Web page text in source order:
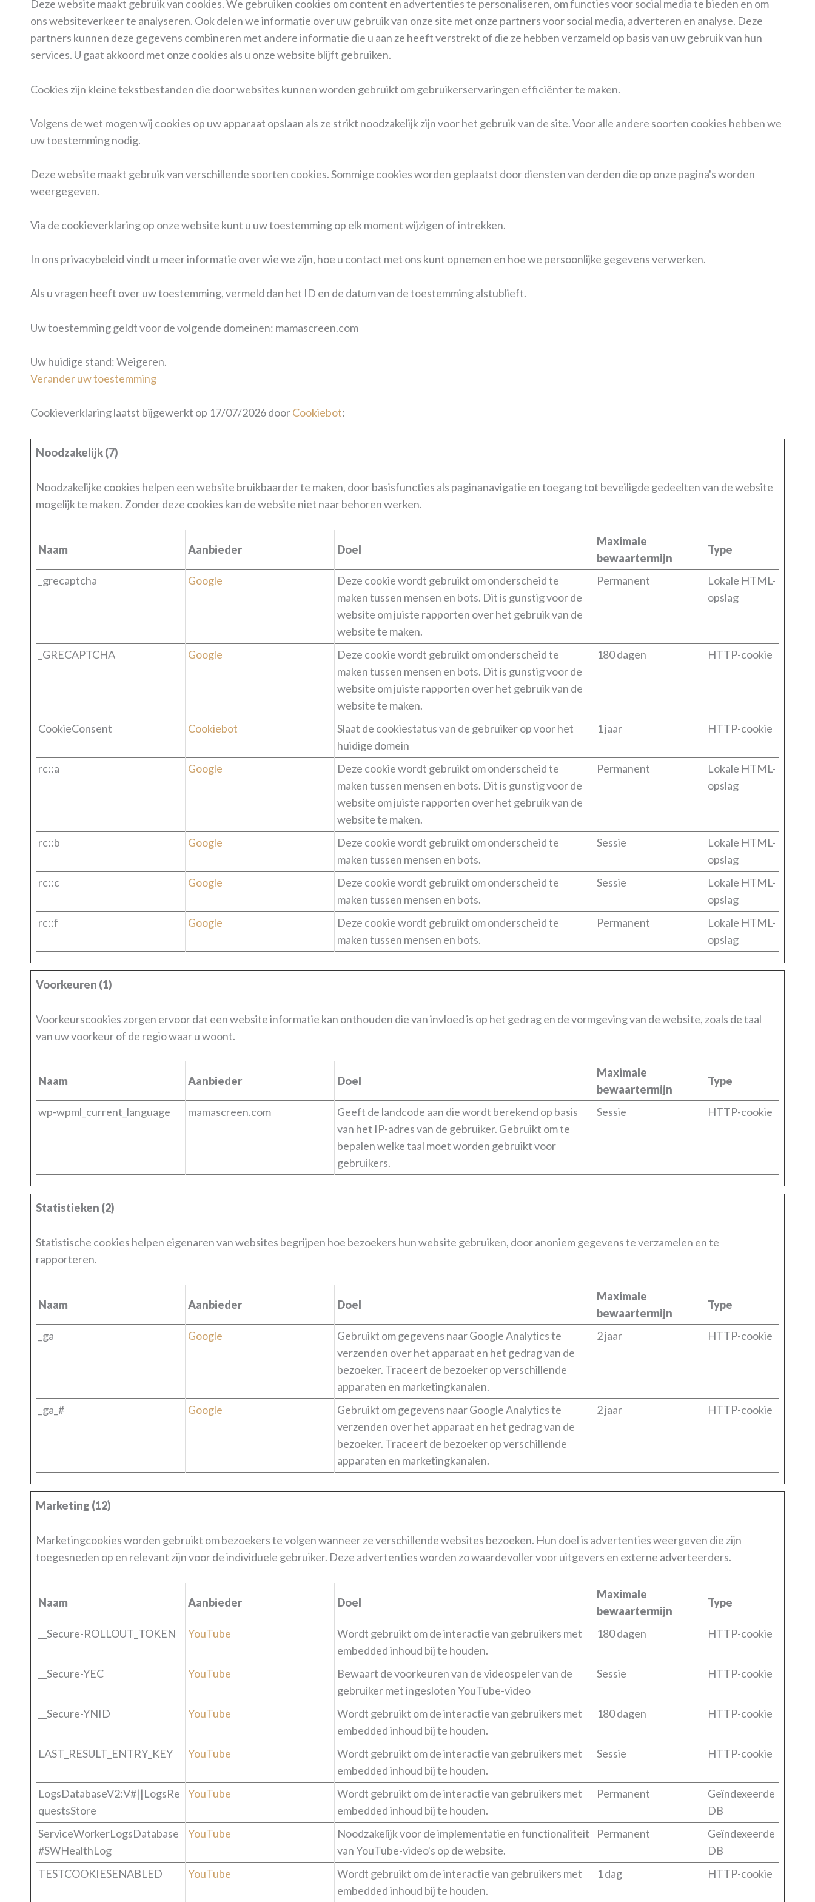
Deze website maakt gebruik van cookies. We gebruiken cookies om content en advertenties te personaliseren, om functies voor social media te bieden en om
ons websiteverkeer te analyseren. Ook delen we informatie over uw gebruik van onze site met onze partners voor social media, adverteren en analyse. Deze
partners kunnen deze gegevens combineren met andere informatie die u aan ze heeft verstrekt of die ze hebben verzameld op basis van uw gebruik van hun
services. U gaat akkoord met onze cookies als u onze website blijft gebruiken.
Cookies zijn kleine tekstbestanden die door websites kunnen worden gebruikt om gebruikerservaringen efficiënter te maken.
Volgens de wet mogen wij cookies op uw apparaat opslaan als ze strikt noodzakelijk zijn voor het gebruik van de site. Voor alle andere soorten cookies hebben we
uw toestemming nodig.
Deze website maakt gebruik van verschillende soorten cookies. Sommige cookies worden geplaatst door diensten van derden die op onze pagina's worden
weergegeven.
Via de cookieverklaring op onze website kunt u uw toestemming op elk moment wijzigen of intrekken.
In ons privacybeleid vindt u meer informatie over wie we zijn, hoe u contact met ons kunt opnemen en hoe we persoonlijke gegevens verwerken.
Als u vragen heeft over uw toestemming, vermeld dan het ID en de datum van de toestemming alstublieft.
Uw toestemming geldt voor de volgende domeinen: mamascreen.com
Uw huidige stand: Weigeren.
Verander uw toestemming
Cookieverklaring laatst bijgewerkt op 17/07/2026 doorCookiebot:
Noodzakelijk (7)
Noodzakelijke cookies helpen een website bruikbaarder te maken, door basisfuncties als paginanavigatie en toegang tot beveiligde gedeelten van de website
mogelijk te maken. Zonder deze cookies kan de website niet naar behoren werken.
Naam Aanbieder Doel
Maximale
bewaartermijn
Type
_grecaptcha Google
Deze cookie wordt gebruikt om onderscheid te
maken tussen mensen en bots. Dit is gunstig voor de
website om juiste rapporten over het gebruik van de
website te maken.
Permanent
Lokale HTML-
opslag
_GRECAPTCHA Google
Deze cookie wordt gebruikt om onderscheid te
maken tussen mensen en bots. Dit is gunstig voor de
website om juiste rapporten over het gebruik van de
website te maken.
180 dagen HTTP-cookie
CookieConsent Cookiebot
Slaat de cookiestatus van de gebruiker op voor het
huidige domein
1 jaar HTTP-cookie
rc::a Google
Deze cookie wordt gebruikt om onderscheid te
maken tussen mensen en bots. Dit is gunstig voor de
website om juiste rapporten over het gebruik van de
website te maken.
Permanent
Lokale HTML-
opslag
rc::b Google
Deze cookie wordt gebruikt om onderscheid te
maken tussen mensen en bots.
Sessie
Lokale HTML-
opslag
rc::c
Google
Deze cookie wordt gebruikt om onderscheid te
maken tussen mensen en bots.
Sessie
Lokale HTML-
opslag
rc::f
Google
Deze cookie wordt gebruikt om onderscheid te
maken tussen mensen en bots.
Permanent
Lokale HTML-
opslag
Voorkeuren (1)
Voorkeurscookies zorgen ervoor dat een website informatie kan onthouden die van invloed is op het gedrag en de vormgeving van de website, zoals de taal
van uw voorkeur of de regio waar u woont.
Naam Aanbieder Doel
Maximale
bewaartermijn
Type
wp-wpml_current_language mamascreen.com
Geeft de landcode aan die wordt berekend op basis
van het IP-adres van de gebruiker. Gebruikt om te
bepalen welke taal moet worden gebruikt voor
gebruikers.
Sessie HTTP-cookie
Statistieken (2)
Statistische cookies helpen eigenaren van websites begrijpen hoe bezoekers hun website gebruiken, door anoniem gegevens te verzamelen en te
rapporteren.
Naam Aanbieder Doel
Maximale
bewaartermijn
Type
_ga Google
Gebruikt om gegevens naar Google Analytics te
verzenden over het apparaat en het gedrag van de
bezoeker. Traceert de bezoeker op verschillende
apparaten en marketingkanalen.
2 jaar HTTP-cookie
_ga_# Google
Gebruikt om gegevens naar Google Analytics te
verzenden over het apparaat en het gedrag van de
bezoeker. Traceert de bezoeker op verschillende
apparaten en marketingkanalen.
2 jaar HTTP-cookie
Marketing (12)
Marketingcookies worden gebruikt om bezoekers te volgen wanneer ze verschillende websites bezoeken. Hun doel is advertenties weergeven die zijn
toegesneden op en relevant zijn voor de individuele gebruiker. Deze advertenties worden zo waardevoller voor uitgevers en externe adverteerders.
Naam Aanbieder Doel
Maximale
bewaartermijn
Type
__Secure-ROLLOUT_TOKEN YouTube
Wordt gebruikt om de interactie van gebruikers met
embedded inhoud bij te houden.
180 dagen HTTP-cookie
__Secure-YEC YouTube
Bewaart de voorkeuren van de videospeler van de
gebruiker met ingesloten YouTube-video
Sessie HTTP-cookie
__Secure-YNID YouTube
Wordt gebruikt om de interactie van gebruikers met
embedded inhoud bij te houden.
180 dagen HTTP-cookie
LAST_RESULT_ENTRY_KEY YouTube
Wordt gebruikt om de interactie van gebruikers met
embedded inhoud bij te houden.
Sessie HTTP-cookie
LogsDatabaseV2:V#||LogsRe
questsStore
YouTube
Wordt gebruikt om de interactie van gebruikers met
embedded inhoud bij te houden.
Permanent
Geïndexeerde
DB
ServiceWorkerLogsDatabase
#SWHealthLog
YouTube
Noodzakelijk voor de implementatie en functionaliteit
van YouTube-video's op de website.
Permanent
Geïndexeerde
DB
TESTCOOKIESENABLED
YouTube
Wordt gebruikt om de interactie van gebruikers met
embedded inhoud bij te houden.
1 dag HTTP-cookie